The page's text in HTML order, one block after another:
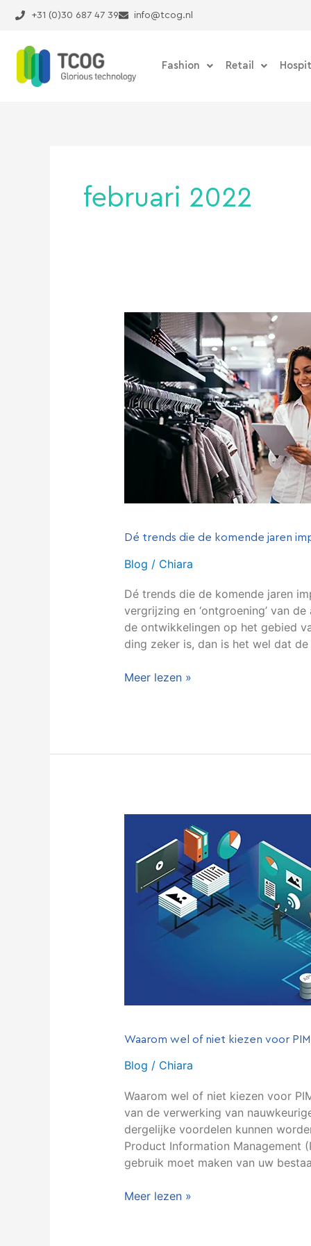
naar
inhoud
+31 (0)30 687 47 39 info@tcog.nl
Fashion Retail
februari 2022
Dé trends die de komende jaren
Blog / Chiara
Dé trends die de komende jaren
vergrijzing en ‘ontgroening’ van
de ontwikkelingen op het gebied
ding zeker is, dan is het wel dat
trends
de
komende
jaren
impact
hebben
Meer lezen »
Waarom wel of niet kiezen voor PIM
Blog / Chiara
Waarom wel of niet kiezen voor
van de verwerking van
dergelijke voordelen kunnen
Product Information Management
gebruik moet maken van uw
kiezen
voor
Meer lezen »